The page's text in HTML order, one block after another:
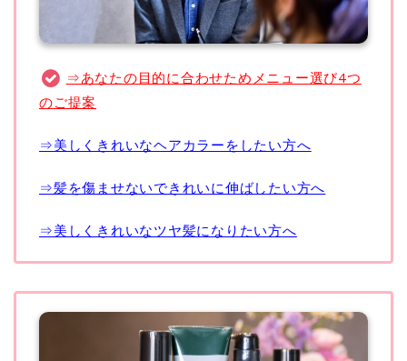
⇒あなたの目的に合わせためメニュー選び4つ
のご提案
⇒美しくきれいなヘアカラーをしたい方へ
⇒髪を傷ませないできれいに伸ばしたい方へ
⇒美しくきれいなツヤ髪になりたい方へ